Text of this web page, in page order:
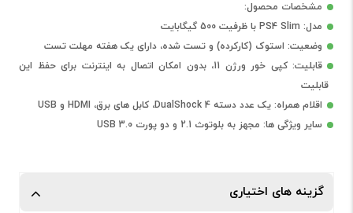
مشخصات محصول:
مدل: PS4 Slim با ظرفیت 500 گیگابایت
وضعیت: استوک (کارکرده) و تست شده، دارای یک هفته مهلت تست
قابلیت: کپی خور ورژن 11، بدون امکان اتصال به اینترنت برای حفظ این
قابلیت
اقلام همراه: یک عدد دسته DualShock 4، کابل های برق، HDMI و USB
سایر ویژگی ها: مجهز به بلوتوث 2.1 و دو پورت USB 3.0
گزینه های اختیاری